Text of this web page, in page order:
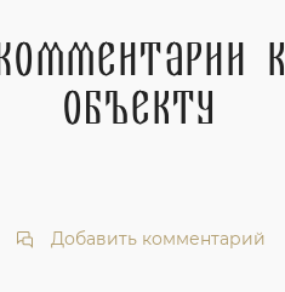
к
объекту
Добавить комментарий